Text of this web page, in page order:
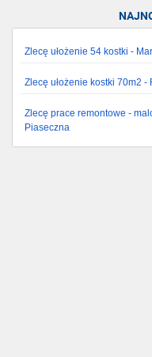
Zlecę ułożenie 54 kostki -
Zlecę ułożenie kostki 70m2 -
Zlecę prace remontowe -
Piaseczna